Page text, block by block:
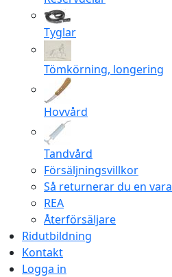
Tyglar
Tömkörning, longering
Hovvård
Tandvård
Försäljningsvillkor
Så returnerar du en vara
REA
Återförsäljare
Ridutbildning
Kontakt
Logga in